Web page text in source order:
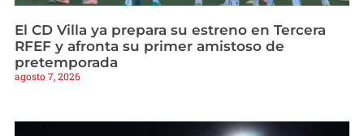
El CD Villa ya prepara su estreno en Tercera
RFEF y afronta su primer amistoso de
pretemporada
agosto 7, 2026